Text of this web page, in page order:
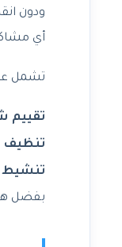
ودون
أي
تشمل
تقييم
تنظيف
تنشيط
بفضل